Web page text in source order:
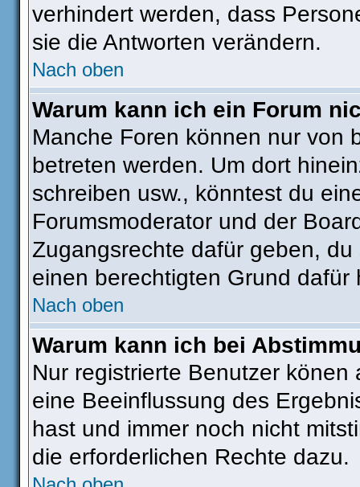
verhindert werden, dass
sie die Antworten verändern.
Nach oben
Warum kann ich ein Forum
Manche Foren können nur von
betreten werden. Um dort
schreiben usw., könntest du
Forumsmoderator und der
Zugangsrechte dafür geben,
einen berechtigten Grund dafür
Nach oben
Warum kann ich bei
Nur registrierte Benutzer
eine Beeinflussung des
hast und immer noch nicht
die erforderlichen Rechte dazu.